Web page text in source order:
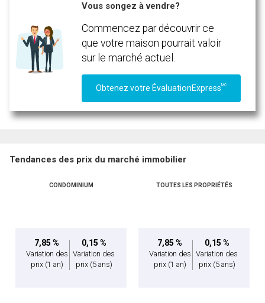
Vous songez à vendre?
Commencez par découvrir ce
que votre maison pourrait valoir
sur le marché actuel.
Obtenez votre ÉvaluationExpressMC
Tendances des prix du marché immobilier
CONDOMINIUM
7,85 %
Variation des
prix (1 an)
0,15 %
Variation des
prix (5 ans)
TOUTES LES PROPRIÉTÉS
7,85 %
Variation des
prix (1 an)
0,15 %
Variation des
prix (5 ans)